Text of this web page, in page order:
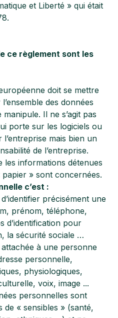
et Liberté » qui était
ce règlement sont les
doit se mettre
des données
manipule. Il ne s’agit pas
porte sur les logiciels ou
l’entreprise mais bien un
de l’entreprise.
les informations détenues
papier » sont concernées.
c’est :
précisément une
prénom, téléphone,
d’identification pour
la sécurité sociale …
à une personne
personnelle,
physiologiques,
voix, image ...
personnelles sont
de « sensibles » (santé,